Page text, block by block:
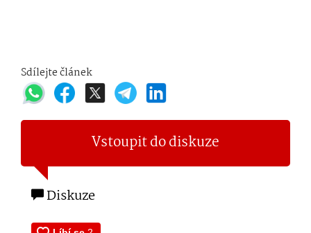
Sdílejte článek
Vstoupit do diskuze
Diskuze